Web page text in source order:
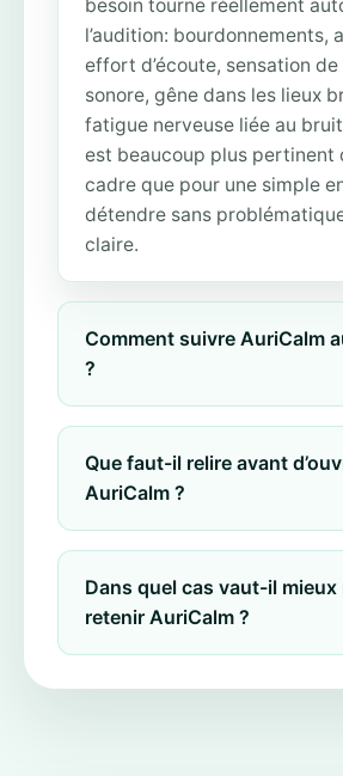
besoin tourne réellement
l’audition: bourdonnements,
effort d’écoute, sensation
sonore, gêne dans les lieux
fatigue nerveuse liée au
est beaucoup plus pertinent
cadre que pour une simple
détendre sans
claire.
Comment suivre AuriCalm
?
Que faut-il relire avant
AuriCalm ?
Dans quel cas vaut-il mieux
retenir AuriCalm ?